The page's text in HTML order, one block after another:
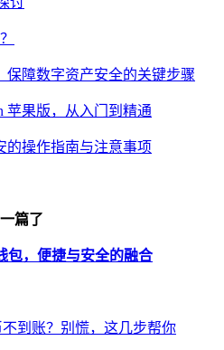
保障数字资产安全的关键步骤
苹果版，从入门到精通
的操作指南与注意事项
篇了
包，便捷与安全的融合